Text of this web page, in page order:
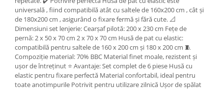
universală , fiind compatibilă atât cu saltele de 160x200 cm , cât și
de 180x200 cm , asigurând o fixare fermă și fără cute. 📐
Dimensiuni set lenjerie: Cearșaf pilotă: 200 x 230 cm Fețe de
pernă: 2 x 50 x 70 cm 2 x 70 x 70 cm Husă de pat cu elastic:
compatibilă pentru saltele de 160 x 200 cm și 180 x 200 cm 🧵
Compoziție material: 70% BBC Material finet moale, rezistent și
ușor de întreținut ⭐ Avantaje: Set complet de 6 piese Husă cu
elastic pentru fixare perfectă Material confortabil, ideal pentru
toate anotimpurile Potrivit pentru utilizare zilnică Ușor de spălat